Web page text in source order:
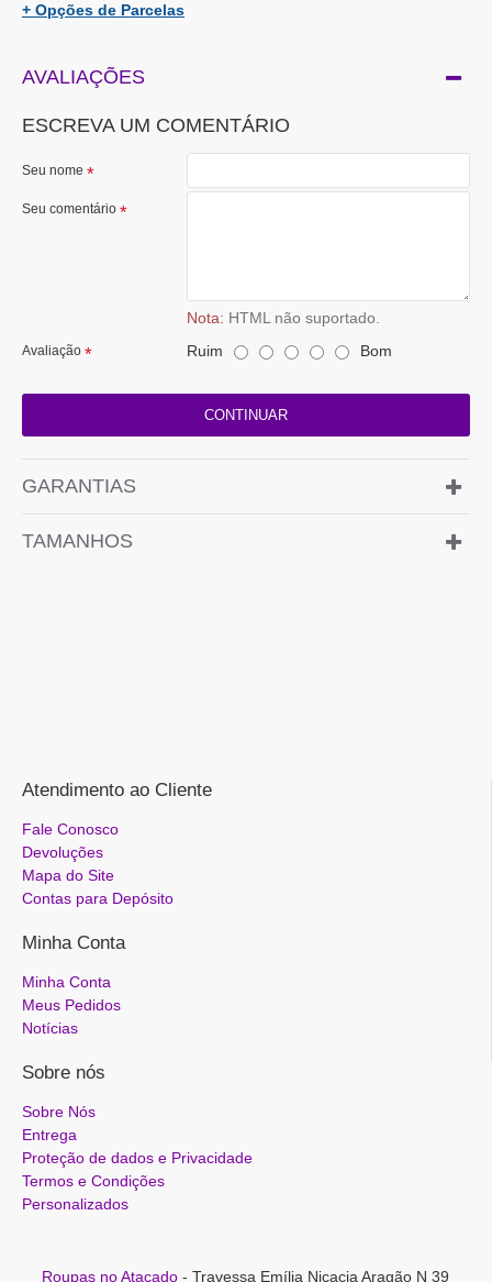
+ Opções de Parcelas
AVALIAÇÕES
ESCREVA UM COMENTÁRIO
Seu nome
Seu comentário
Nota: HTML não suportado.
Avaliação Ruim Bom
CONTINUAR
GARANTIAS
TAMANHOS
Atendimento ao Cliente
Fale Conosco
Devoluções
Mapa do Site
Contas para Depósito
Minha Conta
Minha Conta
Meus Pedidos
Notícias
Sobre nós
Sobre Nós
Entrega
Proteção de dados e Privacidade
Termos e Condições
Personalizados
Roupas no Atacado - Travessa Emília Nicacia Aragão N 39